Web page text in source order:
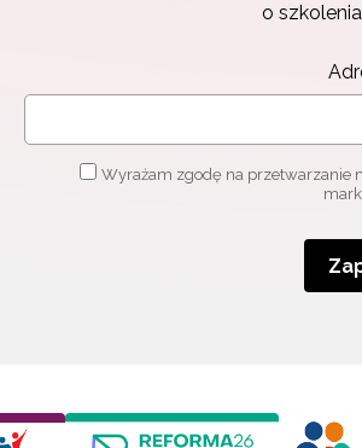
o
Wyrażam zgodę na przetwarzanie